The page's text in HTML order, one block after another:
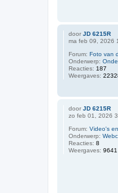
door JD 6215R
ma feb 09, 2026
Forum: Foto van
Onderwerp:
Reacties: 187
Weergaves:
door JD 6215R
zo feb 01, 2026
Forum: Video's
Onderwerp:
Reacties: 8
Weergaves: 9641